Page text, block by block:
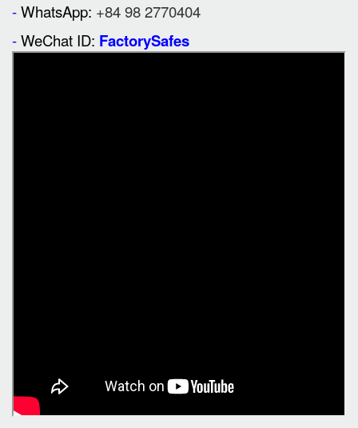
-WhatsApp: +84 98 2770404
-WeChat ID: FactorySafes